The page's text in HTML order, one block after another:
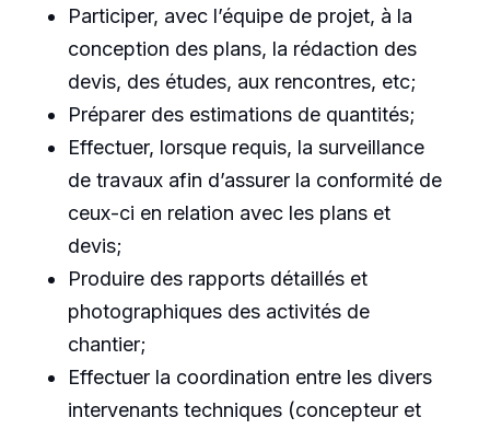
Participer, avec l’équipe de projet, à la
conception des plans, la rédaction des
devis, des études, aux rencontres, etc;
Préparer des estimations de quantités;
Effectuer, lorsque requis, la surveillance
de travaux afin d’assurer la conformité de
ceux-ci en relation avec les plans et
devis;
Produire des rapports détaillés et
photographiques des activités de
chantier;
Effectuer la coordination entre les divers
intervenants techniques (concepteur et